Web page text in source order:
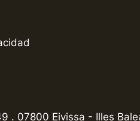
. 07800 Eivissa - Illes